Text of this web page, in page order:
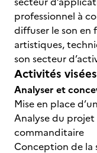
professionnel à
diffuser le son
artistiques,
son secteur
Activités
Analyser et
Mise en place
Analyse du
commanditaire
Conception de